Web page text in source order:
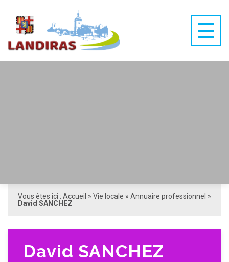
Vous êtes ici : Accueil » Vie locale » Annuaire professionnel »
David SANCHEZ
David SANCHEZ